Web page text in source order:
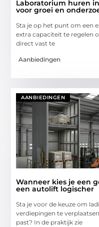
Laboratorium huren
voor groei en
Sta je op het punt om een
extra capaciteit te regelen
direct vast te
Aanbiedingen
AANBIEDINGEN
Wanneer kies je een
een autolift logischer
Sta je voor de keuze om
verdiepingen te
past? In de praktijk zie